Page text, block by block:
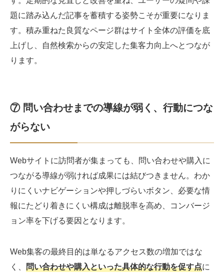
題に踏み込んだ記事を蓄積する姿勢こそが重要になりま
す。積み重ねた良質なページ群はサイト全体の評価を底
上げし、自然検索からの安定した集客力向上へとつなが
ります。
⑦ 問い合わせまでの導線が弱く、行動につな
がらない
Webサイトに訪問者が集まっても、問い合わせや購入に
つながる導線が弱ければ成果には結びつきません。わか
りにくいナビゲーションや押しづらいボタン、必要な情
報にたどり着きにくい構成は離脱率を高め、コンバージ
ョン率を下げる要因となります。
Web集客の最終目的は単なるアクセス数の増加ではな
く、 問い合わせや購入といった具体的な行動を促す点に